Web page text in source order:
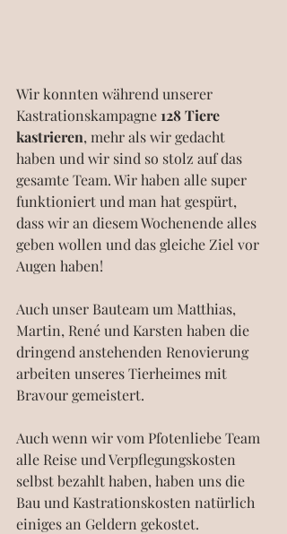
Wir konnten während unserer
Kastrationskampagne 128 Tiere
kastrieren, mehr als wir gedacht
haben und wir sind so stolz auf das
gesamte Team. Wir haben alle super
funktioniert und man hat gespürt,
dass wir an diesem Wochenende alles
geben wollen und das gleiche Ziel vor
Augen haben!
Auch unser Bauteam um Matthias,
Martin, René und Karsten haben die
dringend anstehenden Renovierung
arbeiten unseres Tierheimes mit
Bravour gemeistert.
Auch wenn wir vom Pfotenliebe Team
alle Reise und Verpflegungskosten
selbst bezahlt haben, haben uns die
Bau und Kastrationskosten natürlich
einiges an Geldern gekostet.